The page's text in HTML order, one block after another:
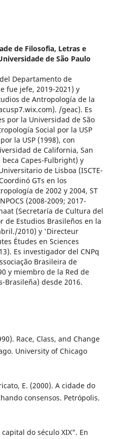
de Filosofia, Letras e
de São Paulo
Departamento de
fue jefe, 2019-2021) y
de Antropología de la
/geac). Es
por la Universidad de São
Social por la USP
la USP (1998), con
de California, San
beca Capes-Fulbright) y
de Lisboa (ISCTE-
GTs en los
de 2002 y 2004, ST
(2008-2009; 2017-
(Secretaría de Cultura del
de Estudios Brasileños en la
2010) y 'Directeur
Études en Sciences
Es investigador del CNPq
Brasileira de
y miembro de la Red de
Brasileña) desde 2016.
Race, Class, and Change
University of Chicago
E. (2000). A cidade do
consensos. Petrópolis.
capital do século XIX". En